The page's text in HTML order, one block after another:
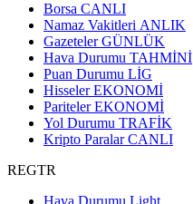
Borsa CANLI
Namaz Vakitleri ANLIK
GazetelerGÜNLÜK
Hava Durumu TAHMİNİ
Puan Durumu LİG
HisselerEKONOMİ
ParitelerEKONOMİ
Yol Durumu TRAFİK
Kripto ParalarCANLI
REGTR
Hava Durumu Light